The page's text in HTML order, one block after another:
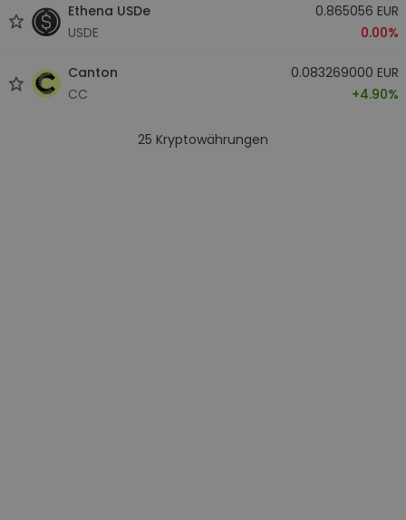
Ethena USDe
USDE
0.865056 EUR
0.00%
Canton
CC
0.083269000 EUR
+4.90%
25 Kryptowährungen